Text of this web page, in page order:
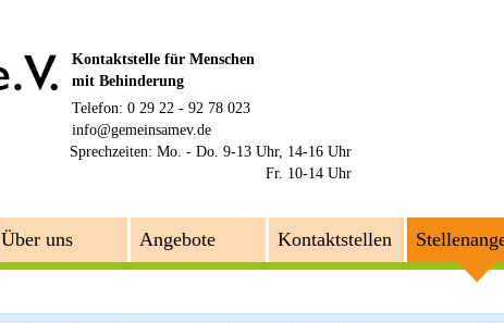
Kontaktstelle für Menschen
mit Behinderung
Telefon: 0 29 22 - 92 78 023
info@gemeinsamev.de
Sprechzeiten: Mo. - Do. 9-13 Uhr, 14-16 Uhr
Fr. 10-14 Uhr
Über uns Angebote Kontaktstellen